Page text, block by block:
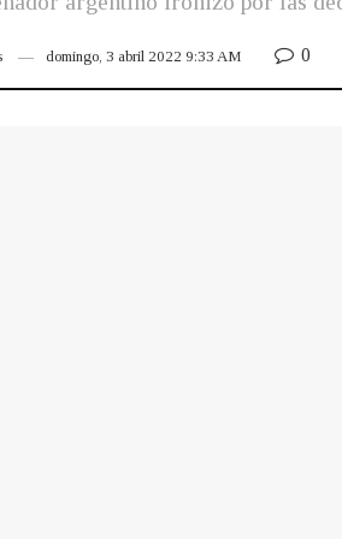
domingo, 3 abril 2022 9:33 AM 0